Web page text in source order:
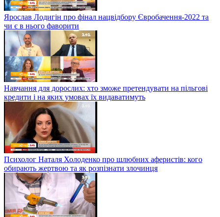
Ярослав Лодигін про фінал нацвідбору Євробачення-2022 та
чи є в нього фаворити
Навчання для дорослих: хто зможе претендувати на пільгові
кредити і на яких умовах їх видаватимуть
Психолог Наталя Холоденко про шлюбних аферистів: кого
обирають жертвою та як розпізнати злочинця